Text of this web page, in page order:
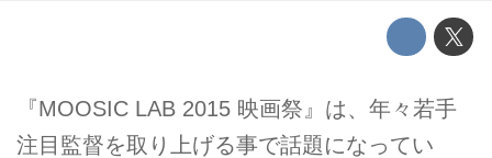
『MOOSIC LAB 2015 映画祭』は、年々若手
注目監督を取り上げる事で話題になってい